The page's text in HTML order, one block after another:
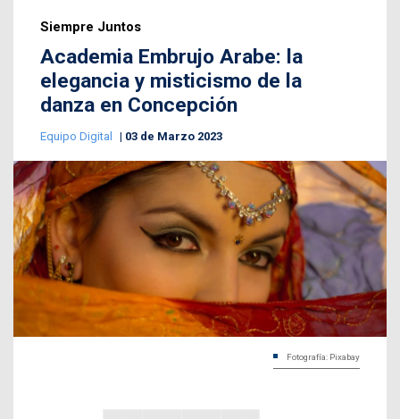
Siempre Juntos
Academia Embrujo Arabe: la
elegancia y misticismo de la
danza en Concepción
Equipo Digital 03 de Marzo 2023
Fotografía: Pixabay